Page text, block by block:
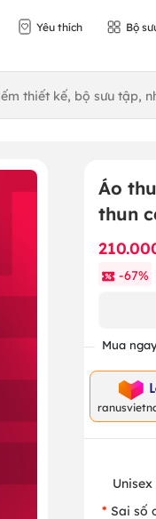
Yêu thích Bộ
Áo
thun
-67%
Mua
com
Sai số